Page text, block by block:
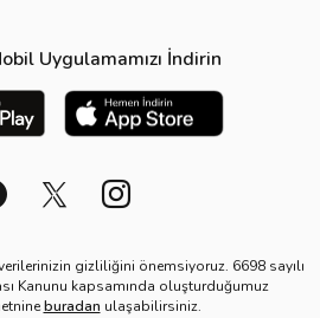
Uygulamamızı İndirin
gizliliğini önemsiyoruz. 6698 sayılı
Kanunu kapsamında oluşturduğumuz
buradan ulaşabilirsiniz.